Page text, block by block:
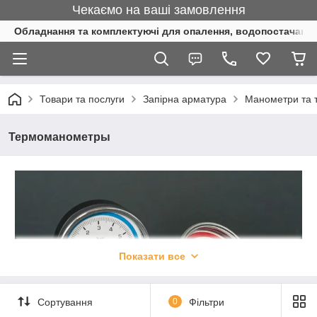
Чекаємо на ваші замовлення
Обладнання та комплектуючі для опалення, водопостачання
Товари та послуги Запірна арматура Манометри та
Термоманометры
Показати все
Сортування 0 Фільтри